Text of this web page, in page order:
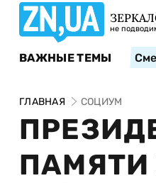
не
ВАЖНЫЕ ТЕМЫ
ГЛАВНАЯ СОЦИУМ
ПАМЯТИ